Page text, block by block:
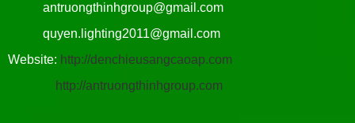
antruongthinhgroup@gmail.com
quyen.lighting2011@gmail.com
Website: http://denchieusangcaoap.com
http://antruongthinhgroup.com